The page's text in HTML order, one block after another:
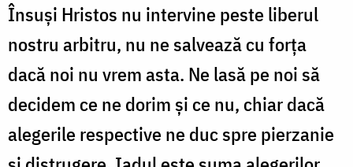
Însuși Hristos nu intervine peste liberul
nostru arbitru, nu ne salvează cu forța
dacă noi nu vrem asta. Ne lasă pe noi să
decidem ce ne dorim și ce nu, chiar dacă
alegerile respective ne duc spre pierzanie